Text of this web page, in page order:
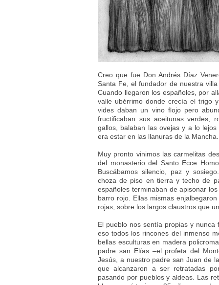
Creo que fue Don Andrés Díaz
Santa Fe, el fundador de nuestra
Cuando llegaron los españoles, por
valle ubérrimo donde crecía el trigo
vides daban un vino flojo pero
fructificaban sus aceitunas verdes,
gallos, balaban las ovejas y a lo
era estar en las llanuras de la Mancha.
Muy pronto vinimos las carmelitas
del monasterio del Santo Ecce
Buscábamos silencio, paz y
choza de piso en tierra y techo de
españoles terminaban de apisonar
barro rojo. Ellas mismas
rojas, sobre los largos claustros que
El pueblo nos sentía propias y
eso todos los rincones del inmenso
bellas esculturas en madera
padre san Elías –el profeta del
Jesús, a nuestro padre san Juan de
que alcanzaron a ser retratadas
pasando por pueblos y aldeas. Las